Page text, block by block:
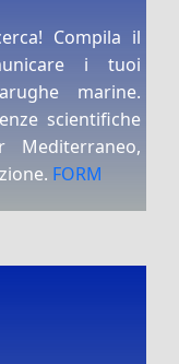
Compila il
i tuoi
marine.
scientifiche
FORM